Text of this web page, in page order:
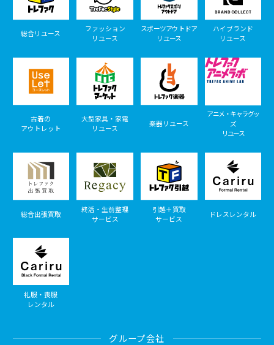
総合リユース
ファッション
リユース
スポーツアウトドア
リユース
ハイブランド
リユース
古着の
アウトレット
大型家具・家電
リユース
楽器リユース
アニメ・キャラグッ
ズ
リユース
総合出張買取
終活・生前整理
サービス
引越＋買取
サービス
ドレスレンタル
礼服・喪服
レンタル
グループ会社